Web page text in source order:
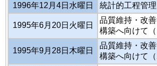
1996年12月4日水曜日
統計的工程管
1995年6月20日火曜日
品質維持・改
構築へ向けて
1995年9月28日木曜日
品質維持・改
構築へ向けて